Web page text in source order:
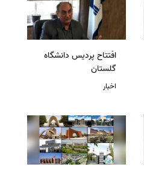
افتتاح پردیس دانشگاه
گلستان
اخبار